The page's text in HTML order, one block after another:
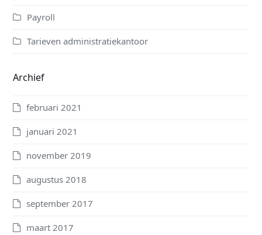
Payroll
Tarieven administratiekantoor
Archief
februari 2021
januari 2021
november 2019
augustus 2018
september 2017
maart 2017